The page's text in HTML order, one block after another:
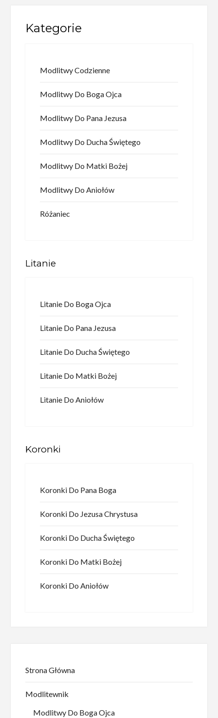
Kategorie
Modlitwy Codzienne
Modlitwy Do Boga Ojca
Modlitwy Do Pana Jezusa
Modlitwy Do Ducha Świętego
Modlitwy Do Matki Bożej
Modlitwy Do Aniołów
Różaniec
Litanie
Litanie Do Boga Ojca
Litanie Do Pana Jezusa
Litanie Do Ducha Świętego
Litanie Do Matki Bożej
Litanie Do Aniołów
Koronki
Koronki Do Pana Boga
Koronki Do Jezusa Chrystusa
Koronki Do Ducha Świętego
Koronki Do Matki Bożej
Koronki Do Aniołów
Strona Główna
Modlitewnik
Modlitwy Do Boga Ojca